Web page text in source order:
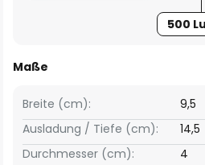
500
Maße
Breite (cm):
9,5
Ausladung / Tiefe (cm):
14,5
Durchmesser (cm):
4